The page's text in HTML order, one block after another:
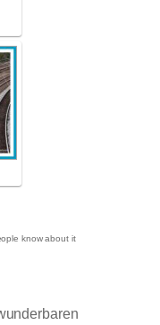
know about it